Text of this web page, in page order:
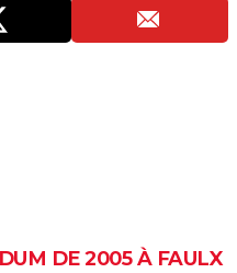
DE 2005 À FAULX